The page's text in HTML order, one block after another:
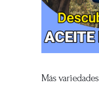
Más variedades